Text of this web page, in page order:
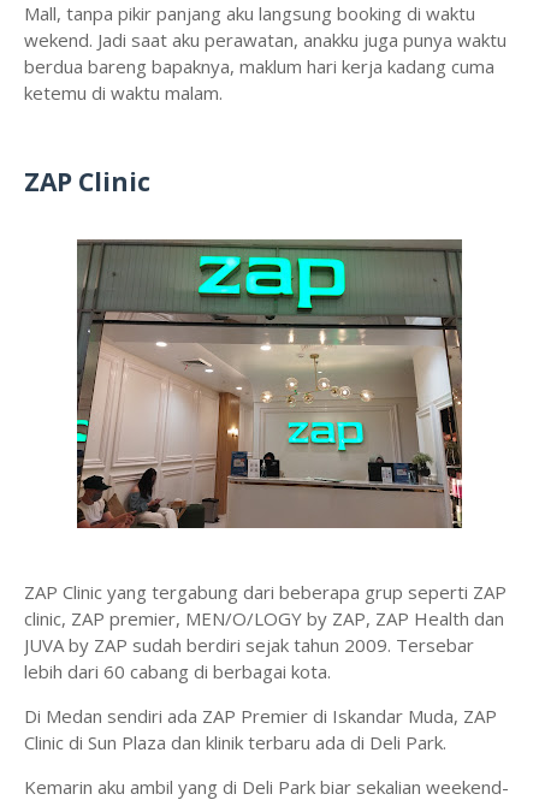
Mall, tanpa pikir panjang aku langsung booking di waktu
wekend. Jadi saat aku perawatan, anakku juga punya waktu
berdua bareng bapaknya, maklum hari kerja kadang cuma
ketemu di waktu malam.
ZAP Clinic
ZAP Clinic yang tergabung dari beberapa grup seperti ZAP
clinic, ZAP premier, MEN/O/LOGY by ZAP, ZAP Health dan
JUVA by ZAP sudah berdiri sejak tahun 2009. Tersebar
lebih dari 60 cabang di berbagai kota.
Di Medan sendiri ada ZAP Premier di Iskandar Muda, ZAP
Clinic di Sun Plaza dan klinik terbaru ada di Deli Park.
Kemarin aku ambil yang di Deli Park biar sekalian weekend-